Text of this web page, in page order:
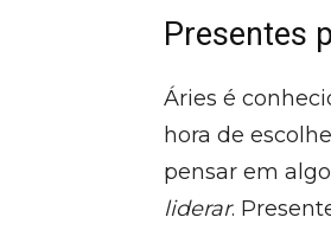
Presentes
Áries é
hora de
pensar em
liderar.